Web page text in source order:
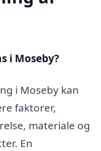
i Moseby?
i Moseby kan
faktorer,
materiale og
En